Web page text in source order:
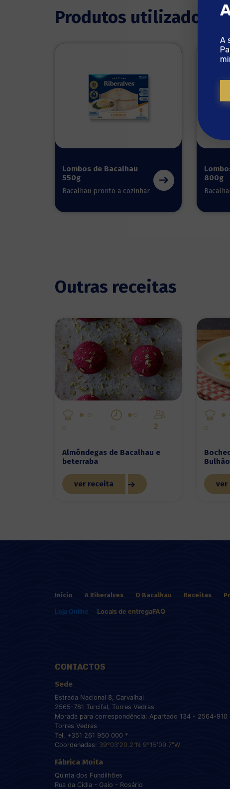
Produtos utilizados
Lombos de Bacalhau
550g
Bacalhau pronto a cozinhar
800g
Outras receitas
2
Almôndegas de Bacalhau e
beterraba
ver receita ver
Início A Riberalves O Bacalhau Receitas
Loja Online Locais de entregaFAQ
CONTACTOS
Sede
Estrada Nacional 8, Carvalhal
2565-781 Turcifal, Torres Vedras
Morada para correspondência: Apartado 134 - 2564-910
Torres Vedras
Tel. +351 261 950 000 *
Coordenadas: 39°03'20.2"N 9°15'09.7"W
Fábrica Moita
Quinta dos Fundilhões
Rua da Cidla - Gaio - Rosário
A